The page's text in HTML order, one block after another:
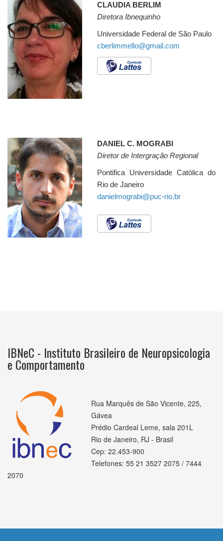
CLAUDIA BERLIM
Diretora Ibnequinho
Universidade Federal de São Paulo
cberlimmello@gmail.com
DANIEL C. MOGRABI
Diretor de Intergração Regional
Pontifica Universidade Católica do
Rio de Janeiro
danielmograbi@puc-rio.br
IBNeC - Instituto Brasileiro de Neuropsicologia
e Comportamento
Rua Marquês de São Vicente, 225,
Gávea
Prédio Cardeal Leme, sala 201L
Rio de Janeiro, RJ - Brasil
Cep: 22.453-900
Telefones: 55 21 3527 2075 / 7444
2070